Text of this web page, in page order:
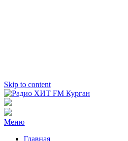
Skip to content
Радио ХИТ FM Курган
103.2 FM
Меню
Главная